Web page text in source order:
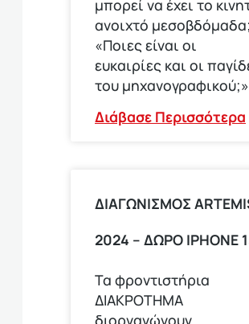
μπορεί να έχει το
ανοιχτό
«Ποιες είναι οι
ευκαιρίες και οι
του μηχανογραφικού;»
Διάβασε Περισσότερα
ΔΙΑΓΩΝΙΣΜΟΣ
2024 – ΔΩΡΟ IPHONE
Τα φροντιστήρια
ΔΙΑΚΡΟΤΗΜΑ
διοργανώνουν